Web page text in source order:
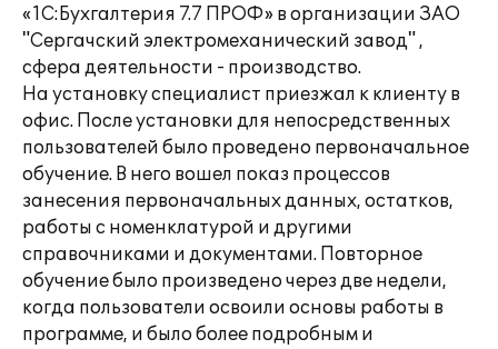
«1C:Бухгалтерия 7.7 ПРОФ» в организации ЗАО
"Сергачский электромеханический завод" ,
сфера деятельности - производство.
На установку специалист приезжал к клиенту в
офис. После установки для непосредственных
пользователей было проведено первоначальное
обучение. В него вошел показ процессов
занесения первоначальных данных, остатков,
работы с номенклатурой и другими
справочниками и документами. Повторное
обучение было произведено через две недели,
когда пользователи освоили основы работы в
программе, и было более подробным и